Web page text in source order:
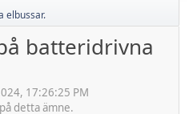
elbussar.
batteridrivna
17:26:25 PM
detta ämne.